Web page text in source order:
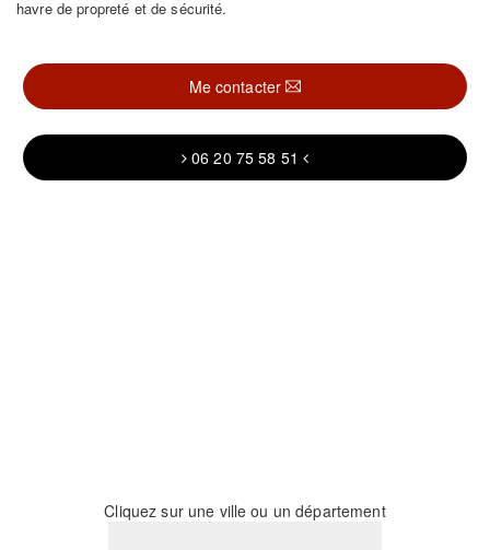
havre de propreté et de sécurité.
Me contacter
06 20 75 58 51
Cliquez sur une ville ou un département